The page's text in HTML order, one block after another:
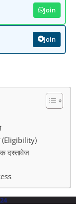
Join
Join
(Eligibility)
दस्तावेज